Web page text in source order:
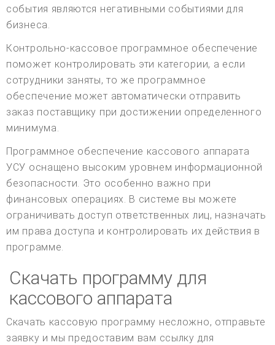
события являются негативными событиями для
бизнеса.
Контрольно-кассовое программное обеспечение
поможет контролировать эти категории, а если
сотрудники заняты, то же программное
обеспечение может автоматически отправить
заказ поставщику при достижении определенного
минимума.
Программное обеспечение кассового аппарата
УСУ оснащено высоким уровнем информационной
безопасности. Это особенно важно при
финансовых операциях. В системе вы можете
ограничивать доступ ответственных лиц, назначать
им права доступа и контролировать их действия в
программе.
Скачать программу для
кассового аппарата
Скачать кассовую программу несложно, отправьте
заявку и мы предоставим вам ссылку для